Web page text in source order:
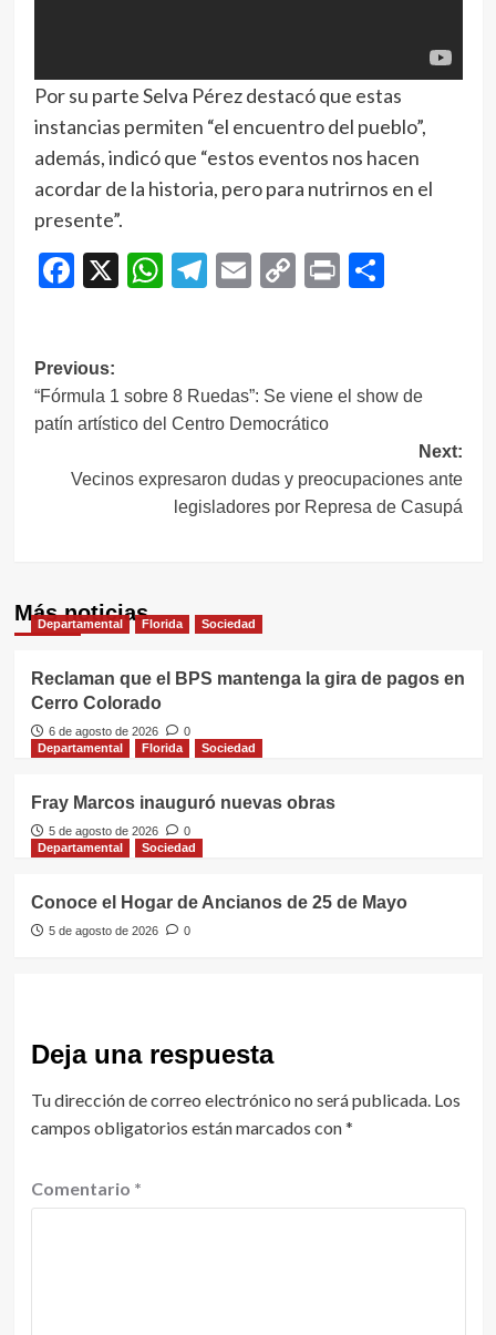
Por su parte Selva Pérez destacó que estas
instancias permiten “el encuentro del pueblo”,
además, indicó que “estos eventos nos hacen
acordar de la historia, pero para nutrirnos en el
presente”.
Facebook
X WhatsApp
Telegram
EmailCopy
Print
Navegación
de
entradas
Previous:
“Fórmula 1 sobre 8 Ruedas”: Se viene el show de
patín artístico del Centro Democrático
Next:
Vecinos expresaron dudas y preocupaciones ante
legisladores por Represa de Casupá
Más noticias
Departamental Florida Sociedad
Reclaman que el BPS mantenga la gira de pagos en
Cerro Colorado
6 de agosto de 2026
0
Departamental
Florida Sociedad
Fray Marcos inauguró nuevas obras
5 de agosto de 2026
0
Departamental
Sociedad
Conoce el Hogar de Ancianos de 25 de Mayo
5 de agosto de 2026 0
Deja una respuesta
Tu dirección de correo electrónico no será publicada. Los
campos obligatorios están marcados con*
Comentario *